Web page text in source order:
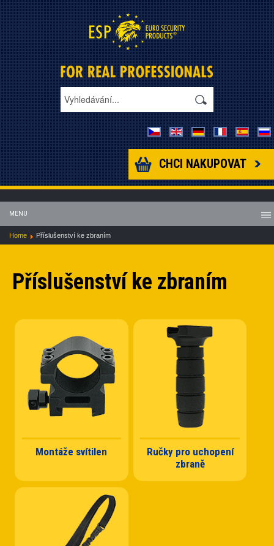
CHCI NAKUPOVAT
MENU
Home Příslušenství ke zbraním
Příslušenství ke zbraním
Montáže svítilen
Ručky pro uchopení
zbraně